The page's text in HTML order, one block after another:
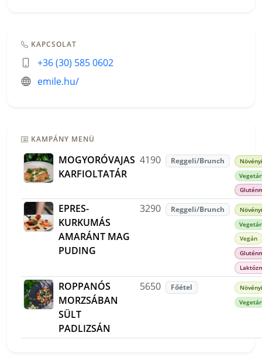
KAPCSOLAT
+36 (30) 585 0602
emile.hu/
KAMPÁNY MENÜ
MOGYORÓVAJAS
KARFIOLTATÁR
4190 Reggeli/Brunch
EPRES-
KURKUMÁS
AMARÁNT MAG
PUDING
3290 Reggeli/Brunch
Vegán
ROPPANÓS
MORZSÁBAN
SÜLT
PADLIZSÁN
5650 Főétel